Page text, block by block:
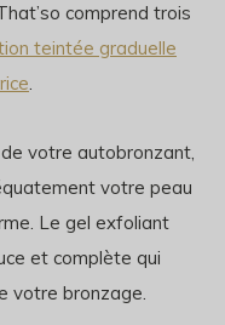
comprend trois
teintée graduelle
.
votre autobronzant,
votre peau
Le gel exfoliant
et complète qui
votre bronzage.